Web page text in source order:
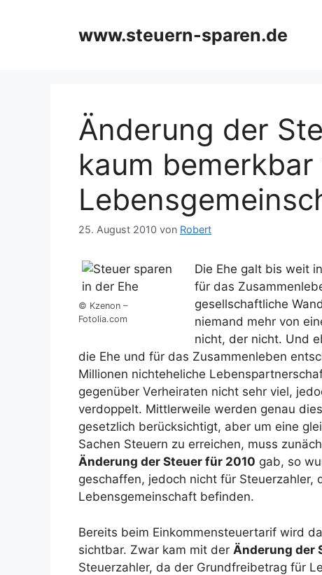
www.steuern-sparen.de
Änderung der
kaum
25. August 2010 von Robert
© Kzenon –
Fotolia.com
Die Ehe galt bis weit
für das
gesellschaftliche
niemand mehr von
nicht, der nicht. Und
die Ehe und für das Zusammenleben
Millionen nichteheliche
gegenüber Verheiraten nicht sehr viel,
verdoppelt. Mittlerweile werden genau
gesetzlich berücksichtigt, aber um eine
Sachen Steuern zu erreichen, muss
Änderung der Steuer für 2010 gab, so
geschaffen, jedoch nicht für Steuerzahler,
Lebensgemeinschaft befinden.
Bereits beim Einkommensteuertarif wird
sichtbar. Zwar kam mit der Änderung der
Steuerzahler, da der Grundfreibetrag für